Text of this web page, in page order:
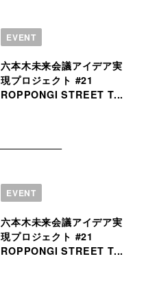
EVENT
六本木未来会議アイデア実
現プロジェクト #21
ROPPONGI STREET T...
EVENT
六本木未来会議アイデア実
現プロジェクト #21
ROPPONGI STREET T...